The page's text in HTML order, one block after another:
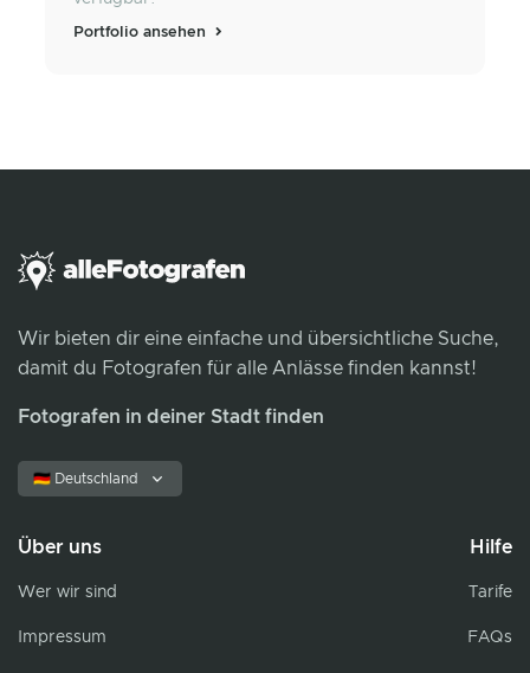
Portfolio ansehen
Wir bieten dir eine einfache und übersichtliche Suche,
damit du Fotografen für alle Anlässe finden kannst!
Fotografen in deiner Stadt finden
🇩🇪 Deutschland
Über uns
Wer wir sind
Impressum
Hilfe
Tarife
FAQs